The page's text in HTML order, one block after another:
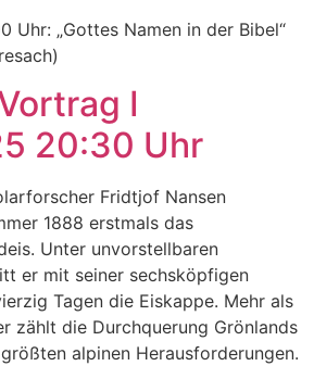
Uhr: „Gottes Namen in der Bibel“
I
20:30 Uhr
Fridtjof Nansen
1888 erstmals das
Unter unvorstellbaren
er mit seiner sechsköpfigen
Tagen die Eiskappe. Mehr als
zählt die Durchquerung Grönlands
alpinen Herausforderungen.